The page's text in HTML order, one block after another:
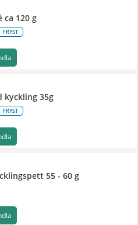
ca 120 g
FRYST
kyckling 35g
FRYST
55 - 60 g